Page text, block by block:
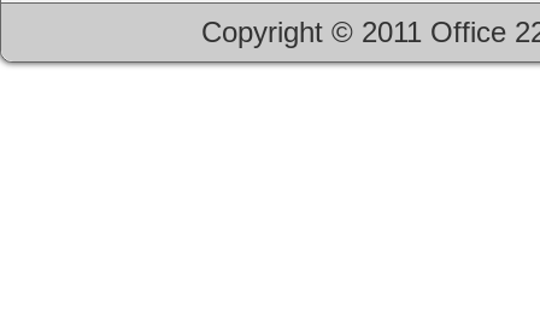
Copyright © 2011 Office